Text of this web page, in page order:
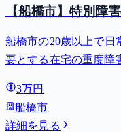
【船橋市】特別障
船橋市の20歳以上で日
要とする在宅の重度障
3万円
船橋市
詳細を見る